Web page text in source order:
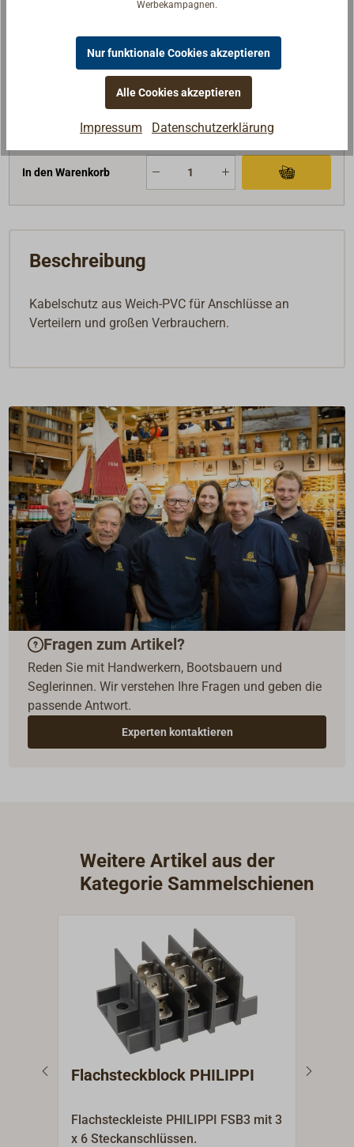
95-120mm²
20
Preis (Stück)
9,95 €*
netto:8,36 €
In den Warenkorb
Beschreibung
Kabelschutz aus Weich-PVC für Anschlüsse an
Verteilern und großen Verbrauchern.
Fragen zum Artikel?
Reden Sie mit Handwerkern, Bootsbauern und
Seglerinnen. Wir verstehen Ihre Fragen und geben die
passende Antwort.
Experten kontaktieren
Weitere Artikel aus der
Kategorie Sammelschienen
Flachsteckblock PHILIPPI
Flachsteckleiste PHILIPPI FSB3 mit 3
x 6 Steckanschlüssen.
Werbekampagnen.
Nur funktionale Cookies akzeptieren
Alle Cookies akzeptieren
Impressum Datenschutzerklärung